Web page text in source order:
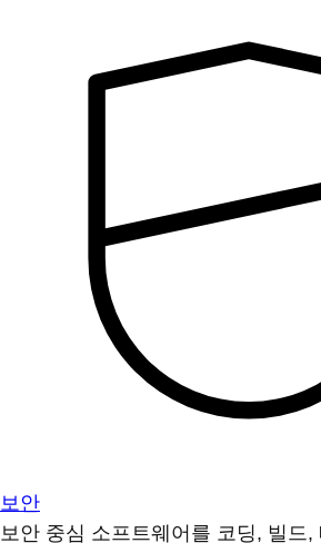
보안
보안 중심 소프트웨어를 코딩, 빌드,